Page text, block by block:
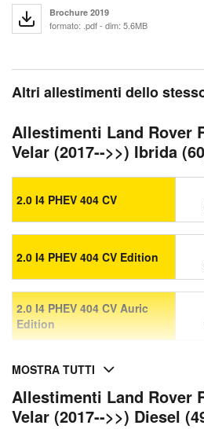
Brochure 2019
formato: .pdf - dim: 5.6MB
Altri allestimenti dello
Allestimenti Land Rover
Velar (2017-->>) Ibrida
2.0 I4 PHEV 404 CV
2.0 I4 PHEV 404 CV Edition
2.0 I4 PHEV 404 CV Auric
Edition
MOSTRA TUTTI
Allestimenti Land Rover
Velar (2017-->>) Diesel